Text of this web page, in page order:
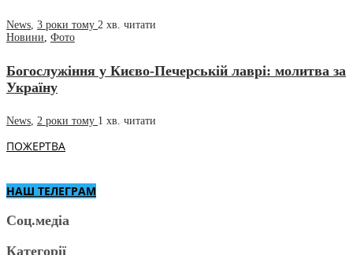
News 3 роки тому 2 хв. читати
Новини Фото
Богослужіння у Києво-Печерській лаврі: молитва за
Україну
News 2 роки тому 1 хв. читати
ПОЖЕРТВА
НАШ ТЕЛЕГРАМ
Соц.медіа
Категорії